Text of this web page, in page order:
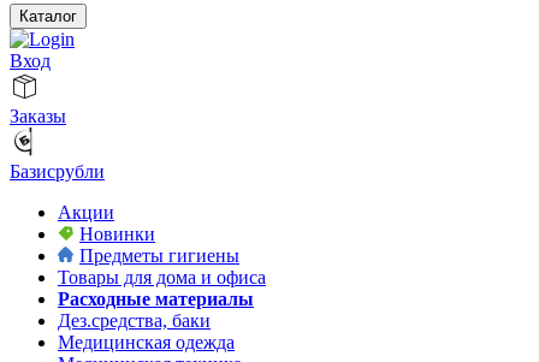
Каталог
Вход
Заказы
Базисрубли
Акции
Новинки
Предметы гигиены
Товары для дома и офиса
Расходные материалы
Дез.средства, баки
Медицинская одежда